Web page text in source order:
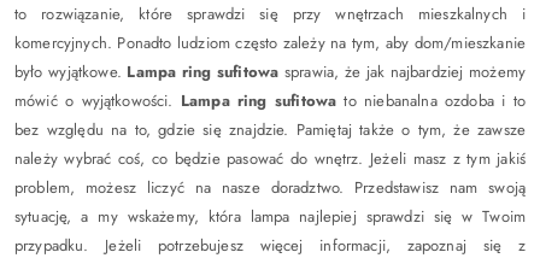
to rozwiązanie, które sprawdzi się przy wnętrzach mieszkalnych i
komercyjnych. Ponadto ludziom często zależy na tym, aby dom/mieszkanie
było wyjątkowe. Lampa ring sufitowa sprawia, że jak najbardziej możemy
mówić o wyjątkowości. Lampa ring sufitowa to niebanalna ozdoba i to
bez względu na to, gdzie się znajdzie. Pamiętaj także o tym, że zawsze
należy wybrać coś, co będzie pasować do wnętrz. Jeżeli masz z tym jakiś
problem, możesz liczyć na nasze doradztwo. Przedstawisz nam swoją
sytuację, a my wskażemy, która lampa najlepiej sprawdzi się w Twoim
przypadku. Jeżeli potrzebujesz więcej informacji, zapoznaj się z